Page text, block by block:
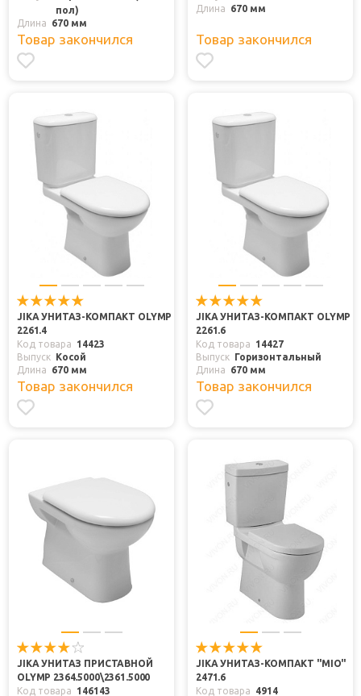
пол)
Длина
670 мм
Товар закончился
Длина
670 мм
Товар закончился
JIKA УНИТАЗ-КОМПАКТ OLYMP
2261.4
Код товара
14423
Выпуск Косой
Длина
670 мм
Товар закончился
JIKA УНИТАЗ-КОМПАКТ OLYMP
2261.6
Код товара
14427
Выпуск Горизонтальный
Длина
670 мм
Товар закончился
JIKA УНИТАЗ ПРИСТАВНОЙ
OLYMP 2364.5000\2361.5000
Код товара
146143
JIKA УНИТАЗ-КОМПАКТ "MIO"
2471.6
Код товара
4914